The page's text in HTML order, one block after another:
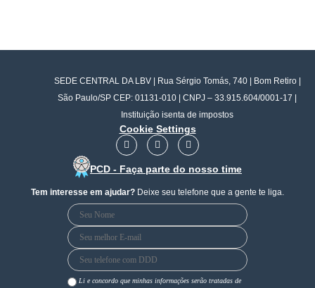
SEDE CENTRAL DA LBV | Rua Sérgio Tomás, 740 | Bom Retiro |
São Paulo/SP CEP: 01131-010 | CNPJ – 33.915.604/0001-17 |
Instituição isenta de impostos
Cookie Settings
F
a
e
o
o
I
n
t
g
r
m
Y
o
t
b
e
PCD - Faça parte do nosso time
Tem interesse em ajudar? Deixe seu telefone que a gente te liga.
Li e concordo que minhas informações serão tratadas de